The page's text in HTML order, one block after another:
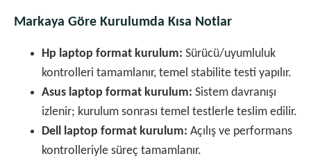
Markaya Göre Kurulumda Kısa Notlar
Hp laptop format kurulum: Sürücü/uyumluluk
kontrolleri tamamlanır, temel stabilite testi yapılır.
Asus laptop format kurulum: Sistem davranışı
izlenir; kurulum sonrası temel testlerle teslim edilir.
Dell laptop format kurulum: Açılış ve performans
kontrolleriyle süreç tamamlanır.